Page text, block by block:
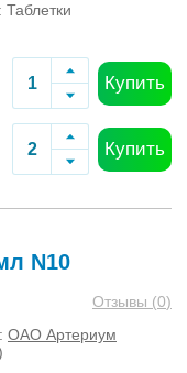
: Таблетки
Купить
Купить
N10
Отзывы (0)
: ОАО Артериум